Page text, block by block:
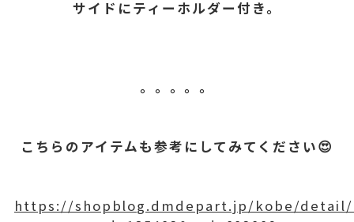
サイドにティーホルダー付き。
。。。。。
こちらのアイテムも参考にしてみてください😍
https://shopblog.dmdepart.jp/kobe/